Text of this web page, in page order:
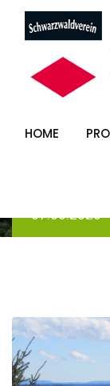
HOME
um
-07.06.2026